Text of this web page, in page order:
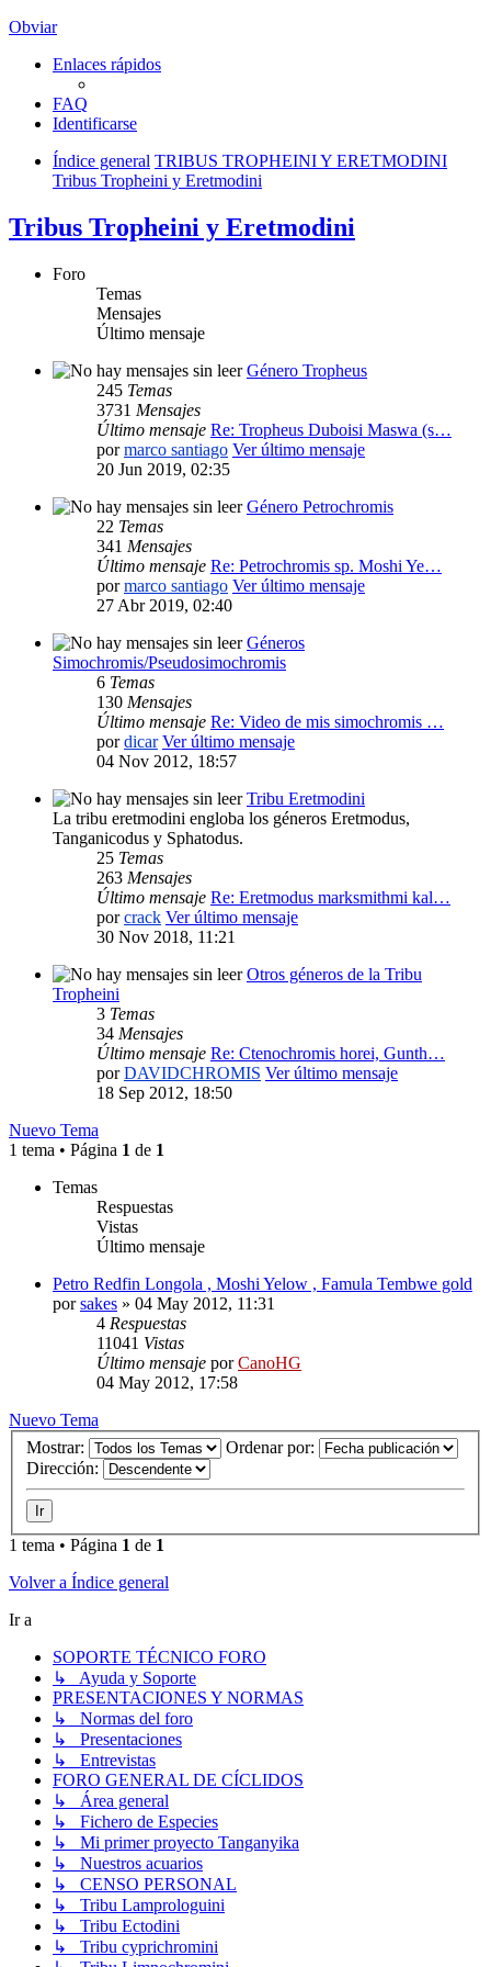
Obviar
Enlaces rápidos
FAQ
Identificarse
Índice general TRIBUS TROPHEINI Y ERETMODINI
Tribus Tropheini y Eretmodini
Tribus Tropheini y Eretmodini
Foro
Temas
Mensajes
Último mensaje
Género Tropheus
245 Temas
3731 Mensajes
Último mensaje Re: Tropheus Duboisi Maswa (s…
pormarco santiago Ver último mensaje
20 Jun 2019, 02:35
Género Petrochromis
22 Temas
341 Mensajes
Último mensaje Re: Petrochromis sp. Moshi Ye…
pormarco santiago Ver último mensaje
27 Abr 2019, 02:40
Géneros
Simochromis/Pseudosimochromis
6 Temas
130 Mensajes
Último mensaje Re: Video de mis simochromis …
pordicar Ver último mensaje
04 Nov 2012, 18:57
Tribu Eretmodini
La tribu eretmodini engloba los géneros Eretmodus,
Tanganicodus y Sphatodus.
25 Temas
263 Mensajes
Último mensaje Re: Eretmodus marksmithmi kal…
porcrack Ver último mensaje
30 Nov 2018, 11:21
Otros géneros de la Tribu
Tropheini
3 Temas
34 Mensajes
Último mensaje Re: Ctenochromis horei, Gunth…
porDAVIDCHROMIS Ver último mensaje
18 Sep 2012, 18:50
Nuevo Tema
1 tema • Página 1 de 1
Temas
Respuestas
Vistas
Último mensaje
Petro Redfin Longola , Moshi Yelow , Famula Tembwe gold
porsakes » 04 May 2012, 11:31
4 Respuestas
11041 Vistas
Último mensaje porCanoHG
04 May 2012, 17:58
Nuevo Tema
Mostrar:
Ordenar por:
Dirección:
1 tema • Página 1 de 1
Volver a Índice general
Ir a
SOPORTE TÉCNICO FORO
↳ Ayuda y Soporte
PRESENTACIONES Y NORMAS
↳ Normas del foro
↳ Presentaciones
↳ Entrevistas
FORO GENERAL DE CÍCLIDOS
↳ Área general
↳ Fichero de Especies
↳ Mi primer proyecto Tanganyika
↳ Nuestros acuarios
↳ CENSO PERSONAL
↳ Tribu Lamprologuini
↳ Tribu Ectodini
↳ Tribu cyprichromini